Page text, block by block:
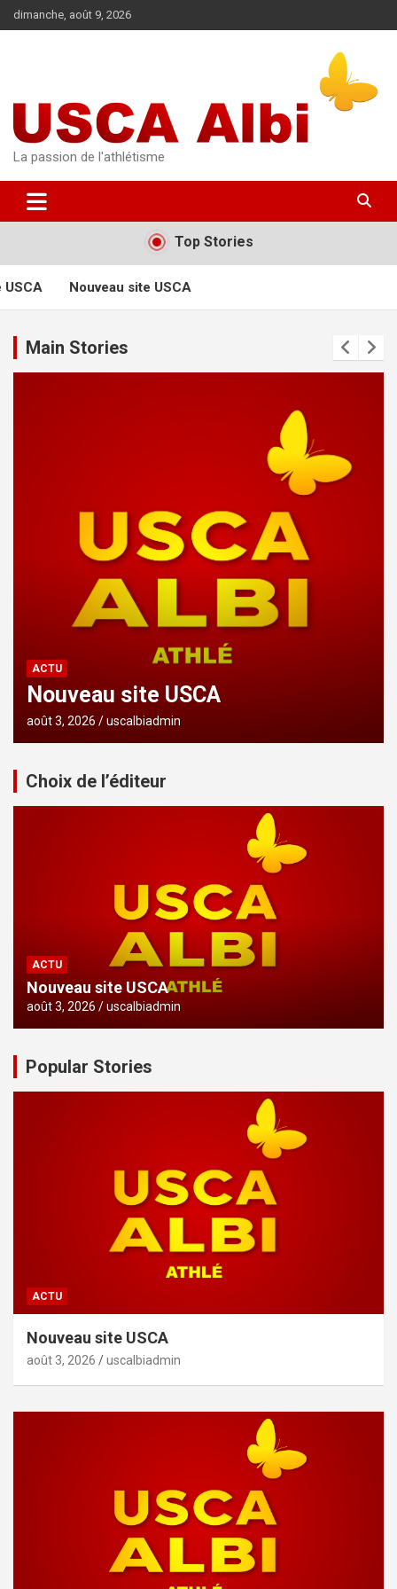
Aller
au
dimanche, août 9, 2026
La passion de l'athlétisme
Top Stories
Nouveau site USCA
Main Stories
ACTU
Nouveau site USCA
août 3, 2026 uscalbiadmin
Choix de l’éditeur
ACTU
Nouveau site USCA
août 3, 2026 uscalbiadmin
Popular Stories
ACTU
Nouveau site USCA
août 3, 2026 uscalbiadmin